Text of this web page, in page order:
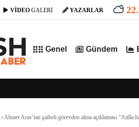
VİDEO GALERİ YAZARLAR
Genel Gündem
›Ahmet Aras’tan şaibeli görevden alma açıklaması “Atilla